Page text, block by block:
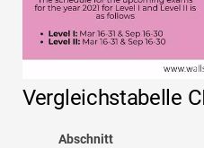
Vergleichstabelle
Abschnitt